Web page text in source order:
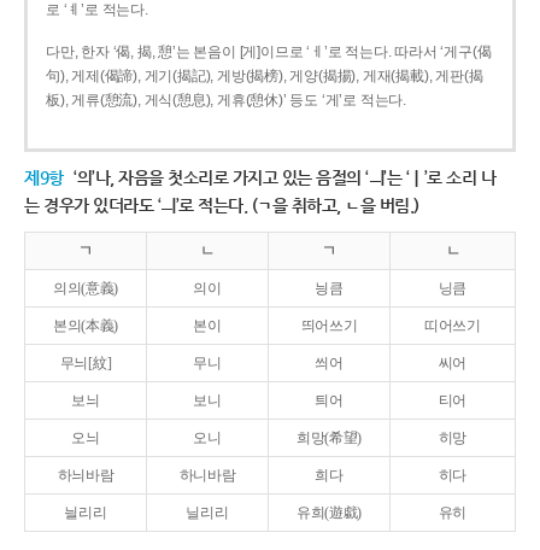
로 ‘ㅖ’로 적는다.
다만, 한자 ‘偈, 揭, 憩’는 본음이 [게]이므로 ‘ㅔ’로 적는다. 따라서 ‘게구(偈
句), 게제(偈諦), 게기(揭記), 게방(揭榜), 게양(揭揚), 게재(揭載), 게판(揭
板), 게류(憩流), 게식(憩息), 게휴(憩休)’ 등도 ‘게’로 적는다.
제9항 ‘의’나, 자음을 첫소리로 가지고 있는 음절의 ‘ㅢ’는 ‘ㅣ’로 소리 나
는 경우가 있더라도 ‘ㅢ’로 적는다. (ㄱ을 취하고, ㄴ을 버림.)
ㄱ ㄴ ㄱ ㄴ
의의(意義) 의이 닁큼 닝큼
본의(本義) 본이 띄어쓰기 띠어쓰기
무늬[紋] 무니 씌어 씨어
보늬 보니 틔어 티어
오늬 오니 희망(希望) 히망
하늬바람 하니바람 희다 히다
늴리리 닐리리 유희(遊戱) 유히